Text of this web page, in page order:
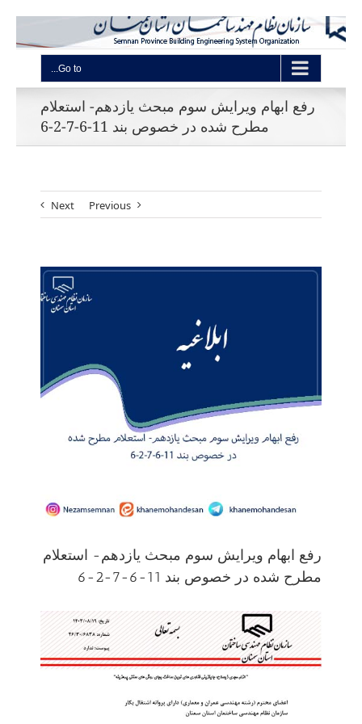
Go to...
رفع ابهام ویرایش سوم مبحث یازدهم- استعلام
مطرح شده در خصوص بند 11-6-7-2-6
Previous
Next
View
رفع ابهام ویرایش سوم مبحث یازدهم- استعلام
مطرح شده در خصوص بند 11-6-7-2-6